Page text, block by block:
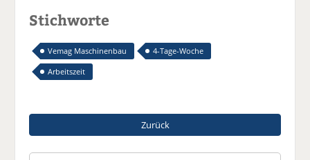
Stichworte
Vemag Maschinenbau
4-Tage-Woche
Arbeitszeit
Zurück